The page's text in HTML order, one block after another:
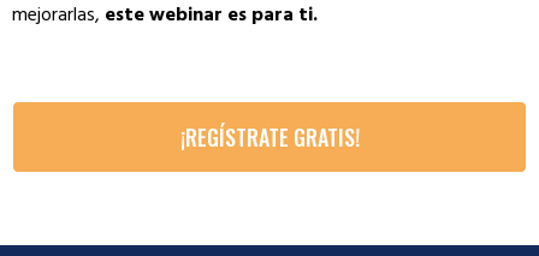
mejorarlas, este webinar es para ti.
¡REGÍSTRATE GRATIS!